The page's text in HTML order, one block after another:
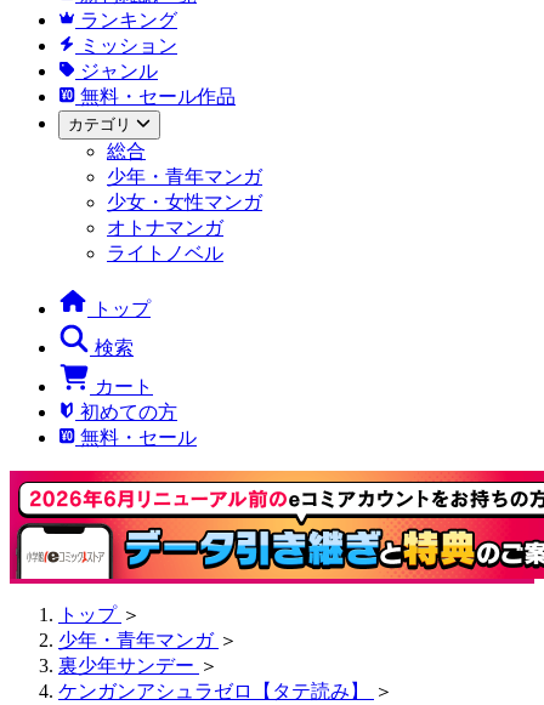
ランキング
ミッション
ジャンル
無料・セール作品
カテゴリ
総合
少年・青年マンガ
少女・女性マンガ
オトナマンガ
ライトノベル
トップ
検索
カート
初めての方
無料・セール
トップ ＞
少年・青年マンガ ＞
裏少年サンデー ＞
ケンガンアシュラゼロ【タテ読み】
＞